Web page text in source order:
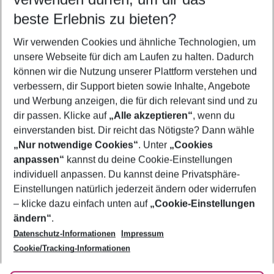
5-8 Nächte
2 Erwachsene Keine Kinder
Mehr Filter anzeigen
Footer
Footer navigation
Über uns
AGB
Bestpreisgarantie
Cookie-Einstellungen ändern
Cookie-Richtlinie
Agenturbetreuung
Barrierefreies Reisen
Folge uns
beste Erlebnis zu bieten?
Wir verwenden Cookies und ähnliche Technologien, um
unsere Webseite für dich am Laufen zu halten. Dadurch
können wir die Nutzung unserer Plattform verstehen und
verbessern, dir Support bieten sowie Inhalte, Angebote
und Werbung anzeigen, die für dich relevant sind und zu
dir passen. Klicke auf „Alle akzeptieren“, wenn du
einverstanden bist. Dir reicht das Nötigste? Dann wähle
„Nur notwendige Cookies“. Unter „Cookies
anpassen“ kannst du deine Cookie-Einstellungen
individuell anpassen. Du kannst deine Privatsphäre-
Einstellungen natürlich jederzeit ändern oder widerrufen
– klicke dazu einfach unten auf „Cookie-Einstellungen
ändern“.
Datenschutz-Informationen
Impressum
Cookie/Tracking-Informationen